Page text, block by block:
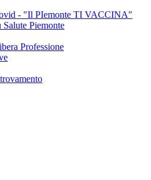
- "Il PIemonte TI VACCINA"
Salute Piemonte
Professione